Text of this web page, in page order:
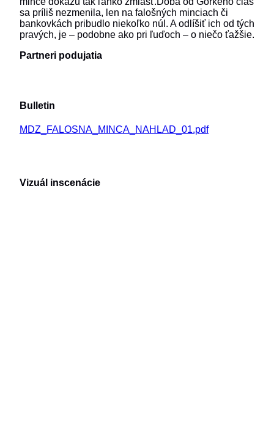
sa príliš nezmenila, len na falošných minciach či
bankovkách pribudlo niekoľko núl. A odlíšiť ich od tých
pravých, je – podobne ako pri ľuďoch – o niečo ťažšie.
Partneri podujatia
Bulletin
MDZ_FALOSNA_MINCA_NAHLAD_01.pdf
Vizuál inscenácie